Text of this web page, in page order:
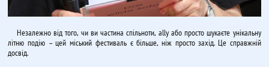
Незалежно від того, чи ви частина спільноти, ally або просто шукаєте унікальну
літню подію – цей міський фестиваль є більше, ніж просто захід. Це справжній
досвід.